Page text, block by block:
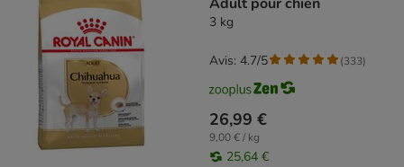
3 kg
26,99 €
9,00 € / kg
25,64 €
Avis: 4.7/5 (333)